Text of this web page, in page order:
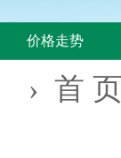
价格走势
› 首